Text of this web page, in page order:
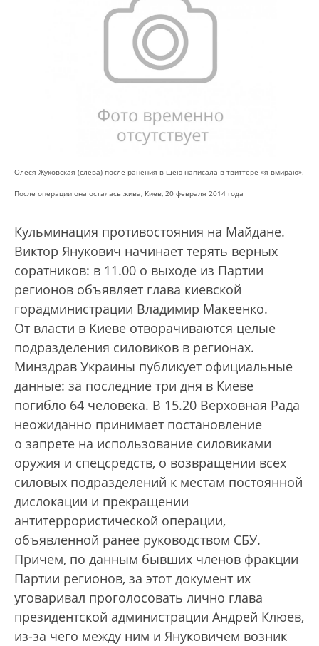
Олеся Жуковская (слева) после ранения в шею написала в твиттере «я вмираю».
После операции она осталась жива, Киев, 20 февраля 2014 года
Кульминация противостояния на Майдане.
Виктор Янукович начинает терять верных
соратников: в 11.00 о выходе из Партии
регионов объявляет глава киевской
горадминистрации Владимир Макеенко.
От власти в Киеве отворачиваются целые
подразделения силовиков в регионах.
Минздрав Украины публикует официальные
данные: за последние три дня в Киеве
погибло 64 человека. В 15.20 Верховная Рада
неожиданно принимает постановление
о запрете на использование силовиками
оружия и спецсредств, о возвращении всех
силовых подразделений к местам постоянной
дислокации и прекращении
антитеррористической операции,
объявленной ранее руководством СБУ.
Причем, по данным бывших членов фракции
Партии регионов, за этот документ их
уговаривал проголосовать лично глава
президентской администрации Андрей Клюев,
из-за чего между ним и Януковичем возник